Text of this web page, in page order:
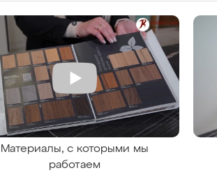
Материалы, с которыми мы
работаем